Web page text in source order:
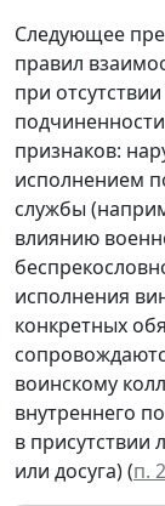
Следующее
правил
при
признаков:
исполнением
службы
влиянию
исполнения
конкретных
воинскому
внутреннего
в присутствии
или досуга) (п.